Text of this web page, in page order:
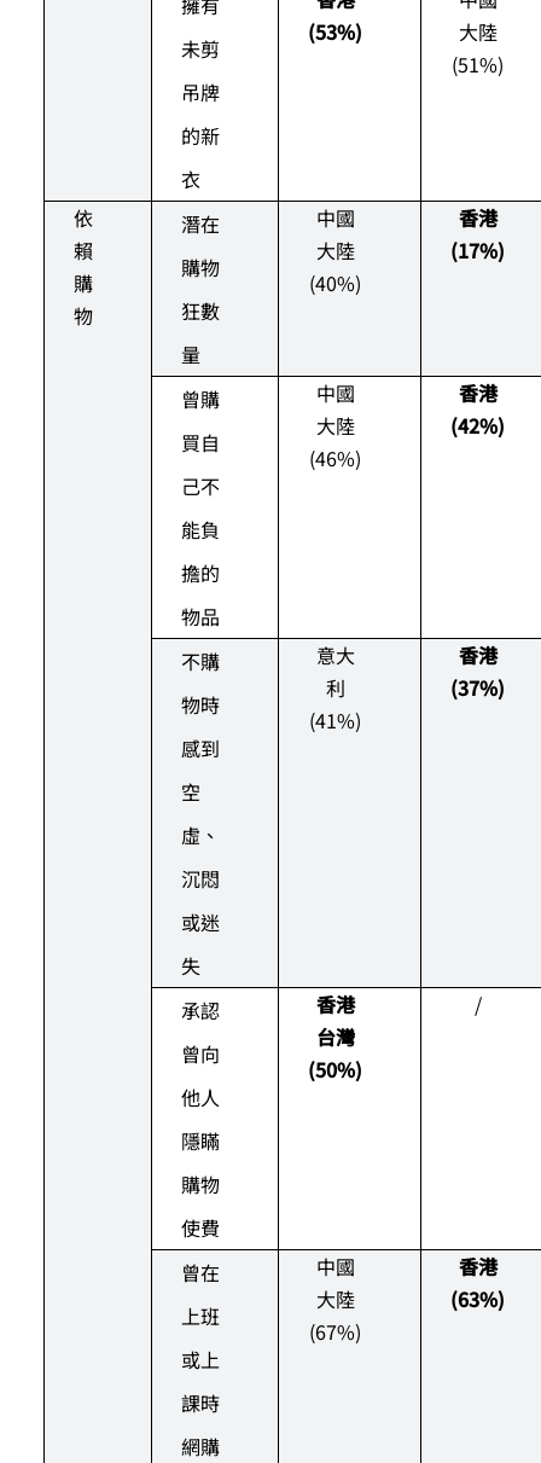
未剪
吊牌
的新
衣
(53%)
大陸
(51%)
依
賴
購
物
潛在
購物
狂數
量
中國
大陸
(40%)
香港
(17%)
曾購
買自
己不
能負
擔的
物品
中國
大陸
(46%)
香港
(42%)
不購
物時
感到
空
虛、
沉悶
或迷
失
意大
利
(41%)
香港
(37%)
承認
曾向
他人
隱瞞
購物
使費
香港
台灣
(50%)
/
曾在
上班
或上
課時
網購
中國
大陸
(67%)
香港
(63%)